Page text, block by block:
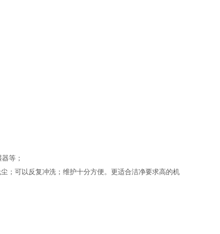
等；
；可以反复冲洗；维护十分方便。更适合洁净要求高的机